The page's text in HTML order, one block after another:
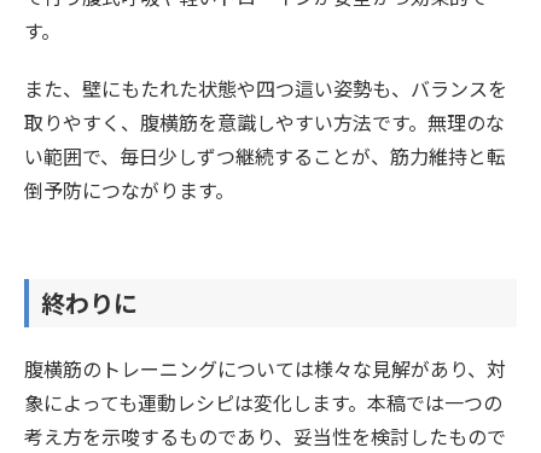
す。
また、壁にもたれた状態や四つ這い姿勢も、バランスを
取りやすく、腹横筋を意識しやすい方法です。無理のな
い範囲で、毎日少しずつ継続することが、筋力維持と転
倒予防につながります。
終わりに
腹横筋のトレーニングについては様々な見解があり、対
象によっても運動レシピは変化します。本稿では一つの
考え方を示唆するものであり、妥当性を検討したもので